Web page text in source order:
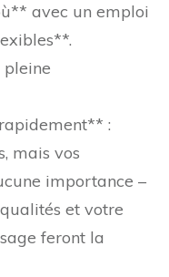
avec un emploi
:
mais vos
importance –
et votre
feront la